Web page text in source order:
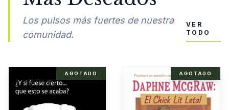
Los pulsos más fuertes de nuestra
comunidad.
VER
TODO
AGOTADO AGOTADO